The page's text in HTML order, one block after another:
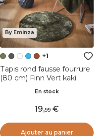
By Eminza
+1
Tapis rond fausse fourrure
(80 cm) Finn Vert kaki
En stock
19,99
Ajouter au panier